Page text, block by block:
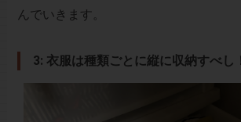
んでいきます。
3: 衣服は種類ごとに縦に収納すべし！